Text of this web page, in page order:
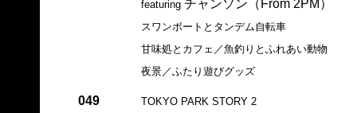
featuringチャンソン（From 2PM）
スワンボートとタンデム自転車
甘味処とカフェ／魚釣りとふれあい動物
夜景／ふたり遊びグッズ
049 TOKYO PARK STORY 2